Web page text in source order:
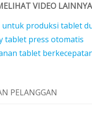
VIDEO
produksi tablet
tablet press otomatis
tablet
PELANGGAN